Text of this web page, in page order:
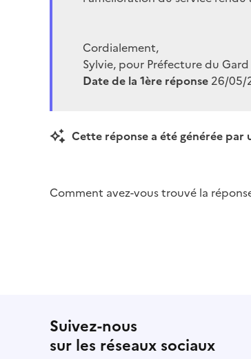
Cordialement,
Sylvie, pour Préfecture du Gard
Date de la 1ère réponse 26/05/
Cette réponse a été générée par
Comment avez-vous trouvé la
Suivez-nous
sur les réseaux sociaux